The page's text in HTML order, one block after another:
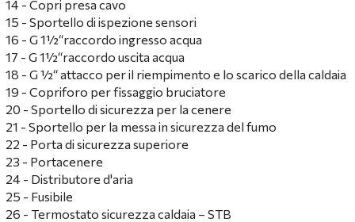
14 - Copri presa cavo
15 - Sportello di ispezione sensori
16 - G 1½“raccordo ingresso acqua
17 - G 1½“raccordo uscita acqua
18 - G ½“ attacco per il riempimento e lo scarico della caldaia
19 - Copriforo per fissaggio bruciatore
20 - Sportello di sicurezza per la cenere
21 - Sportello per la messa in sicurezza del fumo
22 - Porta di sicurezza superiore
23 - Portacenere
24 - Distributore d'aria
25 - Fusibile
26 - Termostato sicurezza caldaia – STB